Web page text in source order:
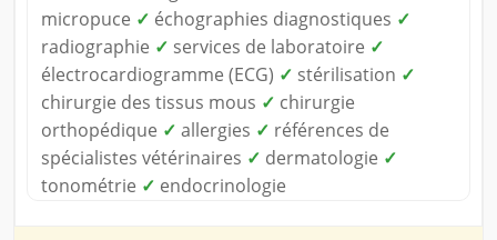
micropuce ✓ échographies diagnostiques ✓
radiographie ✓ services de laboratoire ✓
électrocardiogramme (ECG) ✓ stérilisation ✓
chirurgie des tissus mous ✓ chirurgie
orthopédique ✓ allergies ✓ références de
spécialistes vétérinaires ✓ dermatologie ✓
tonométrie ✓ endocrinologie